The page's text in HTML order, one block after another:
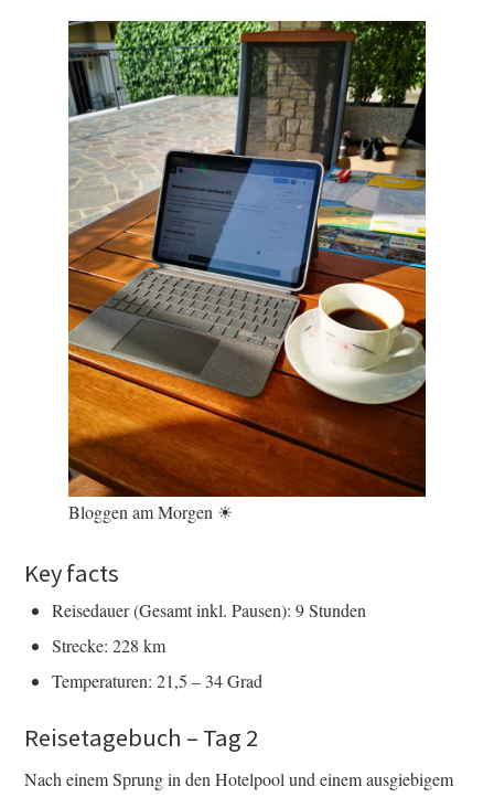
Bloggen am Morgen ☀
Key facts
Reisedauer (Gesamt inkl. Pausen): 9 Stunden
Strecke: 228 km
Temperaturen: 21,5 – 34 Grad
Reisetagebuch – Tag 2
Nach einem Sprung in den Hotelpool und einem ausgiebigem